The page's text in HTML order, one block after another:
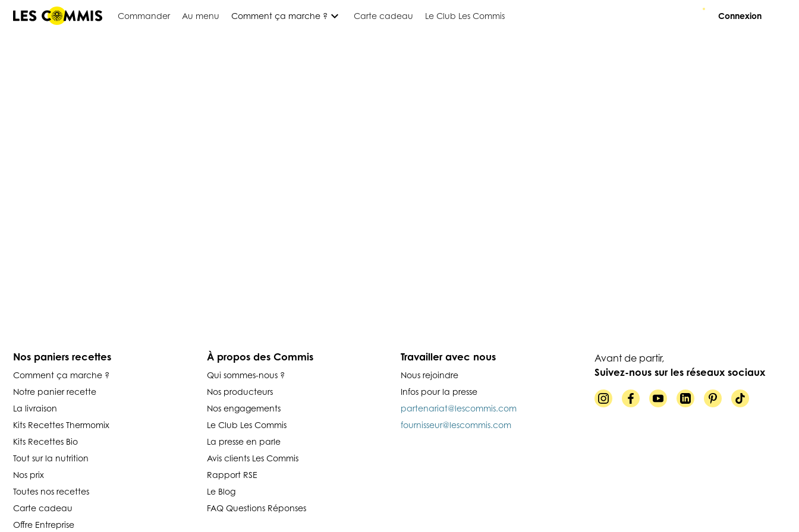
Commander Au menu Comment ça marche ? expand_more Carte cadeau Le Club Les Commis Connexion
Nos paniers recettes
Comment ça marche ?
Notre panier recette
La livraison
Kits Recettes Thermomix
Kits Recettes Bio
Tout sur la nutrition
Nos prix
Toutes nos recettes
Carte cadeau
Offre Entreprise
À propos des Commis
Qui sommes-nous ?
Nos producteurs
Nos engagements
Le Club Les Commis
La presse en parle
Avis clients Les Commis
Rapport RSE
Le Blog
FAQ Questions Réponses
Travailler avec nous
Nous rejoindre
Infos pour la presse
partenariat@lescommis.com
fournisseur@lescommis.com
Avant de partir,
Suivez-nous sur les réseaux sociaux